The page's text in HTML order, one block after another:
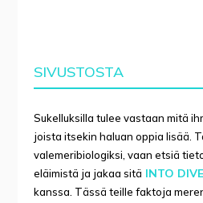
SIVUSTOSTA
Sukelluksilla tulee vastaan mitä
joista itsekin haluan oppia lisää.
valemeribiologiksi, vaan etsiä
eläimistä ja jakaa sitä INTO
kanssa. Tässä teille faktoja